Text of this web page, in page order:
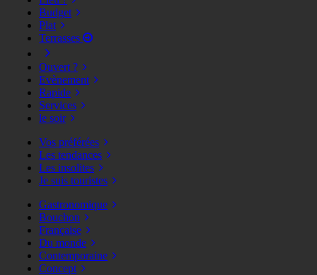
Budget
Plat
Terrasses
Ouvert ?
Evènement
Rapide
Services
le soir
Vos préférées
Les tendances
Les insolites
Je suis touristes
Gastronomique
Bouchon
Française
Du monde
Contemporaine
Concept